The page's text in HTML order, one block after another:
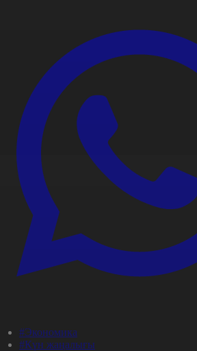
#Экономика
#Күн жаңалығы